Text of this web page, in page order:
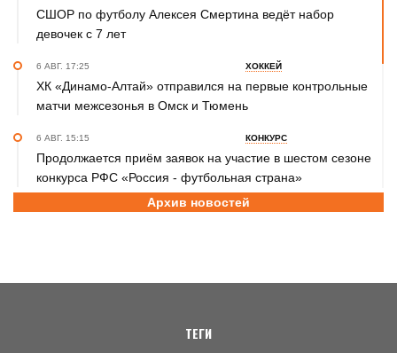
СШОР по футболу Алексея Смертина ведёт набор
девочек с 7 лет
6 АВГ. 17:25 ХОККЕЙ
ХК «Динамо-Алтай» отправился на первые контрольные
матчи межсезонья в Омск и Тюмень
6 АВГ. 15:15 КОНКУРС
Продолжается приём заявок на участие в шестом сезоне
конкурса РФС «Россия - футбольная страна»
СПОРТИВНАЯ ПОЛИТИКА
6 АВГ. 12:55 ГРЕБЛЯ НА БАЙДАРКАХ И КАНОЭ
Архив новостей
ТЕГИ